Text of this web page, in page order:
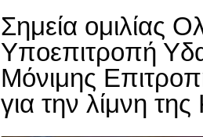
Σημεία ομιλίας
Υποεπιτροπή
Μόνιμης
για την λίμνη